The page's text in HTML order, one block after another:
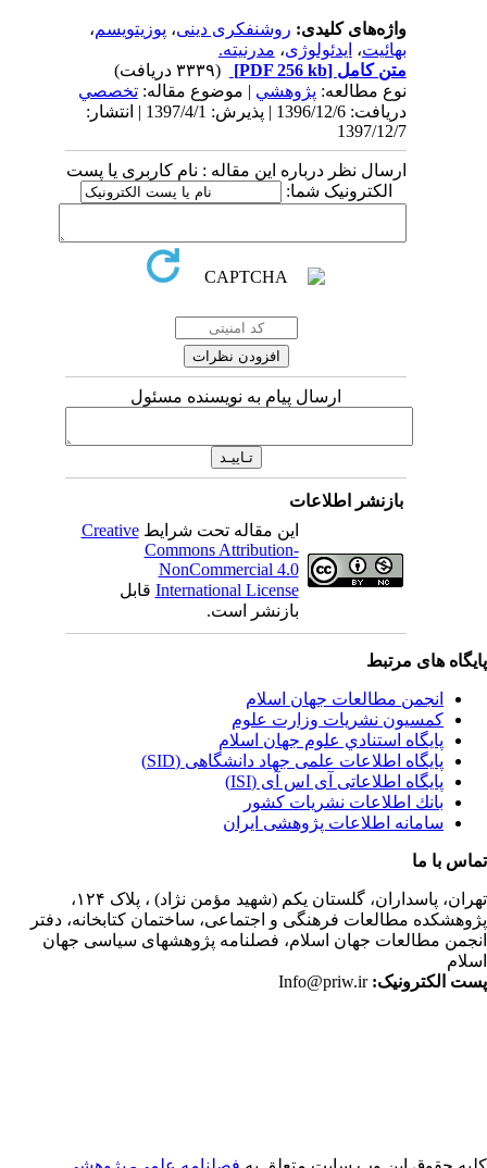
واژه‌های کلیدی:روشنفکری دینی،پوزیتویسم،
بهائیت،ایدئولوژی،مدرنیته.
متن کامل[PDF 256 kb]
نوع مطالعه:پژوهشي| موضوع مقاله:تخصصي
دریافت: 1396/12/6 | پذیرش: 1397/4/1 | انتشار:
1397/12/7
ارسال نظر درباره این مقاله : نام کاربری یا پست
الکترونیک شما:
ارسال پیام به نویسنده مسئول
بازنشر اطلاعات
این مقاله تحت شرایطCreative
Commons Attribution-
NonCommercial 4.0
International Licenseقابل
بازنشر است.
های مرتبط
انجمن مطالعات جهان اسلام
کمسیون نشریات وزارت علوم
پايگاه استنادي علوم جهان اسلام
پایگاه اطلاعات علمی جهاد دانشگاهی (SID)
پایگاه اطلاعاتی آی اس آی (ISI)
بانك اطلاعات نشريات كشور
سامانه اطلاعات پژوهشی ایران
با ما
پاسداران، گلستان یکم (شهید مؤمن نژاد) ، پلاک ۱۲۴،
مطالعات فرهنگی و اجتماعی، ساختمان کتابخانه، دفتر
مطالعات جهان اسلام، فصلنامه پژوهشهای سیاسی جهان
الکترونیک:Info@priw.ir